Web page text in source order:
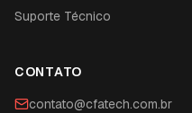
Suporte Técnico
CONTATO
contato@cfatech.com.br